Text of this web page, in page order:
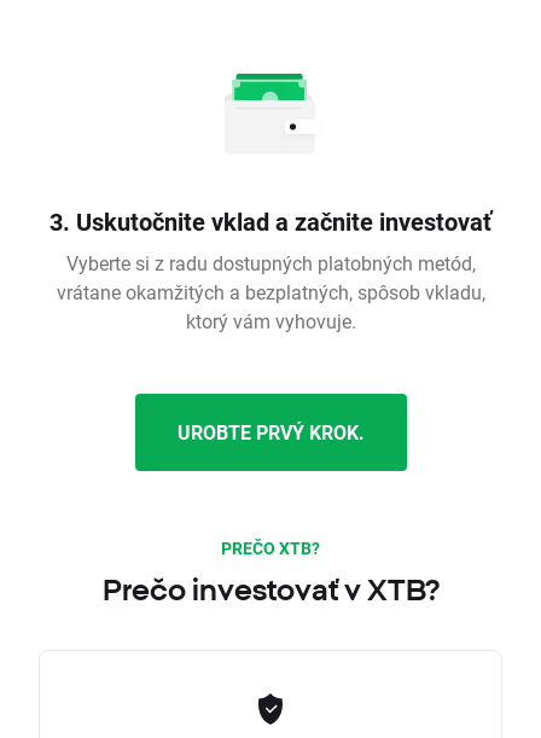
3. Uskutočnite vklad a začnite investovať
Vyberte si z radu dostupných platobných metód,
vrátane okamžitých a bezplatných, spôsob vkladu,
ktorý vám vyhovuje.
UROBTE PRVÝ KROK.
PREČO XTB?
Prečo investovať v XTB?